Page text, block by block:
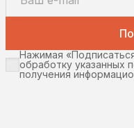
Нажимая
обработку указанных
получения